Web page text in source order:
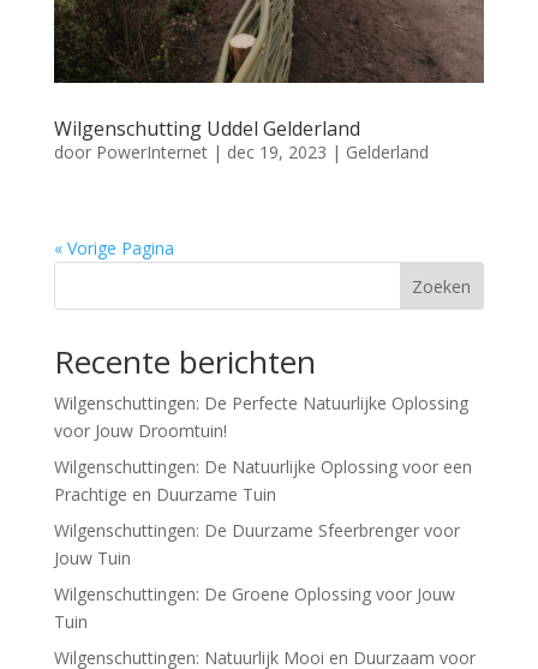
Wilgenschutting Uddel Gelderland
door PowerInternet| dec 19, 2023 | Gelderland
« Vorige Pagina
Zoeken
Recente berichten
Wilgenschuttingen: De Perfecte Natuurlijke Oplossing
voor Jouw Droomtuin!
Wilgenschuttingen: De Natuurlijke Oplossing voor een
Prachtige en Duurzame Tuin
Wilgenschuttingen: De Duurzame Sfeerbrenger voor
Jouw Tuin
Wilgenschuttingen: De Groene Oplossing voor Jouw
Tuin
Wilgenschuttingen: Natuurlijk Mooi en Duurzaam voor